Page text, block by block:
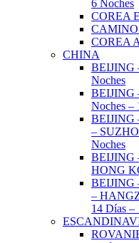
6 Noches
COREA
COREA
CHINA
BEIJING
Noches
BEIJING
Noches –
BEIJING
–
Noches
BEIJING
HONG
BEIJING
–
14 Días –